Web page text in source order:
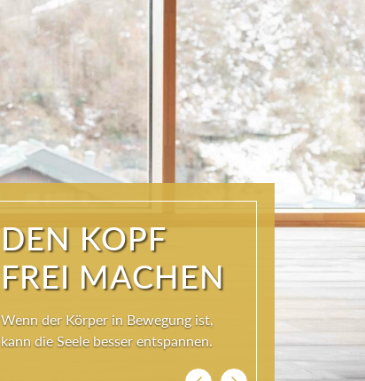
ÜBER DEN
DÄCHERN DER
KURSTADT
Schöner als im SKY SPA kann es im
so viel Himmel wird das Herz ganz
leicht und die Seele weit.